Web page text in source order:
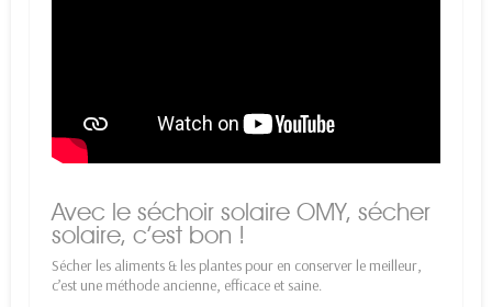
Avec le séchoir solaire OMY, sécher
solaire, c’est bon !
Sécher les aliments & les plantes pour en conserver le meilleur,
c’est une méthode ancienne, efficace et saine.